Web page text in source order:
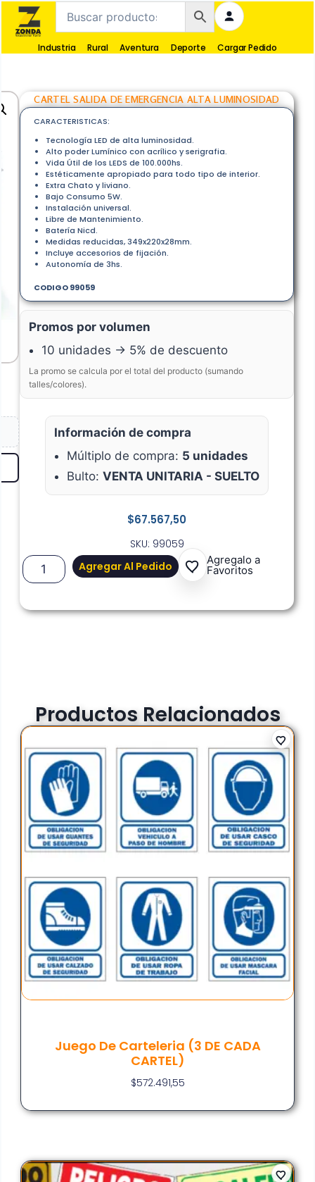
Industria Rural Aventura Deporte Cargar Pedido
CARTEL SALIDA DE EMERGENCIA ALTA LUMINOSIDAD
$67.567,50
CARACTERISTICAS:
Tecnología LED de alta luminosidad.
Alto poder Lumínico con acrílico y serigrafia.
Vida Útil de los LEDS de 100.000hs.
Estéticamente apropiado para todo tipo de interior.
Extra Chato y liviano.
Bajo Consumo 5W.
Instalación universal.
Libre de Mantenimiento.
Batería Nicd.
Medidas reducidas, 349x220x28mm.
Incluye accesorios de fijación.
Autonomía de 3hs.
CODIGO 99059
SKU: 99059
Agregar Al Pedido
Agregalo a
Favoritos
Promos por volumen
10 unidades → 5% de descuento
La promo se calcula por el total del producto (sumando
talles/colores).
Información de compra
Múltiplo de compra: 5 unidades
Bulto: VENTA UNITARIA - SUELTO
Productos Relacionados
Juego De Carteleria (3 DE CADA
CARTEL)
$572.491,55